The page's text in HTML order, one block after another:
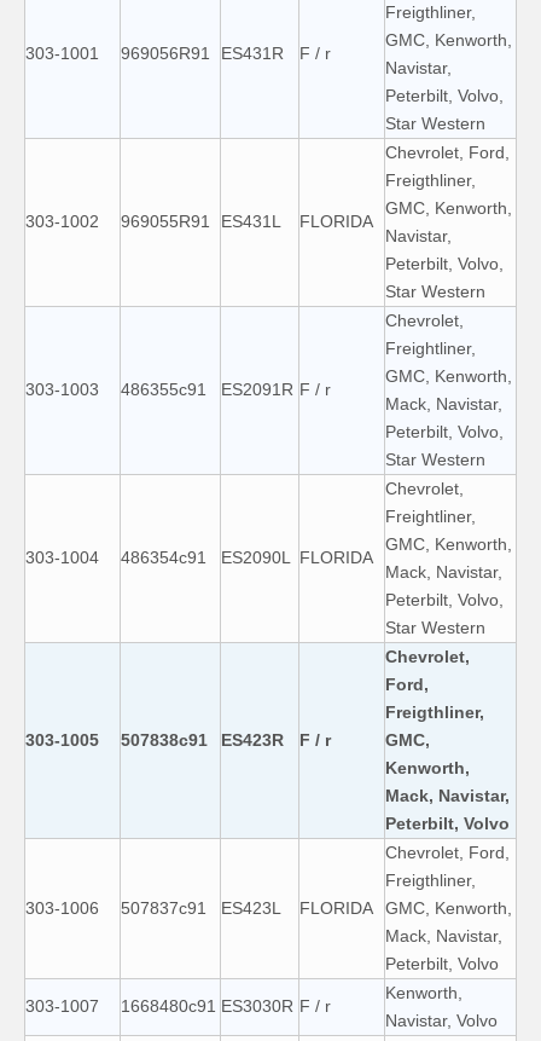
303-1001 969056R91 ES431R F / r
Freigthliner,
GMC, Kenworth,
Navistar,
Peterbilt, Volvo,
Star Western
303-1002 969055R91 ES431L FLORIDA
Chevrolet, Ford,
Freigthliner,
GMC, Kenworth,
Navistar,
Peterbilt, Volvo,
Star Western
303-1003 486355c91 ES2091R F / r
Chevrolet,
Freightliner,
GMC, Kenworth,
Mack, Navistar,
Peterbilt, Volvo,
Star Western
303-1004 486354c91 ES2090L FLORIDA
Chevrolet,
Freightliner,
GMC, Kenworth,
Mack, Navistar,
Peterbilt, Volvo,
Star Western
303-1005 507838c91 ES423R F / r
Chevrolet,
Ford,
Freigthliner,
GMC,
Kenworth,
Mack, Navistar,
Peterbilt, Volvo
303-1006 507837c91 ES423L FLORIDA
Chevrolet, Ford,
Freigthliner,
GMC, Kenworth,
Mack, Navistar,
Peterbilt, Volvo
303-1007 1668480c91 ES3030R F / r
Kenworth,
Navistar, Volvo